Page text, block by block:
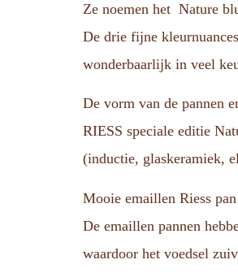
Ze noemen het Nature
De drie fijne
wonderbaarlijk in veel
De vorm van de pannen
RIESS speciale editie
(inductie, glaskeramiek,
Mooie emaillen Riess
De emaillen pannen
waardoor het voedsel